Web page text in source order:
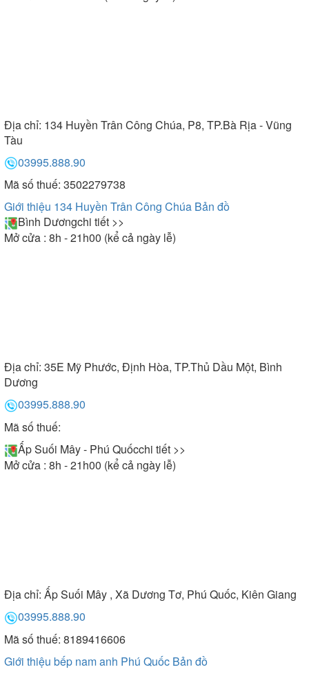
Địa chỉ: 134 Huyền Trân Công Chúa, P8, TP.Bà Rịa - Vũng
Tàu
03995.888.90
Mã số thuế: 3502279738
Giới thiệu 134 Huyền Trân Công Chúa Bản đồ
Bình Dươngchi tiết >>
Mở cửa : 8h - 21h00 (kể cả ngày lễ)
Địa chỉ: 35E Mỹ Phước, Định Hòa, TP.Thủ Dầu Một, Bình
Dương
03995.888.90
Mã số thuế:
Ấp Suối Mây - Phú Quốcchi tiết >>
Mở cửa : 8h - 21h00 (kể cả ngày lễ)
Địa chỉ: Ấp Suối Mây , Xã Dương Tơ, Phú Quốc, Kiên Giang
03995.888.90
Mã số thuế: 8189416606
Giới thiệu bếp nam anh Phú Quốc Bản đồ